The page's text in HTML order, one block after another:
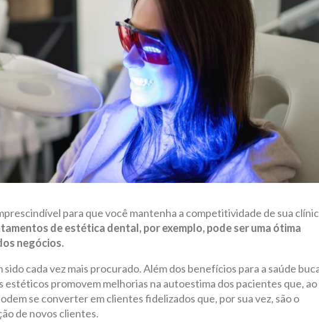
para que você mantenha a competitividade de sua
de estética dental, por exemplo, pode ser uma ótima
negócios.
cada vez mais procurado. Além dos benefícios para a saúde
promovem melhorias na autoestima dos pacientes que, ao
se converter em clientes fidelizados que, por sua vez, são o
de novos clientes.